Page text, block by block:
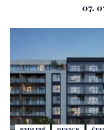
07.